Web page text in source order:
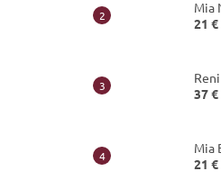
Mia
21 €
37 €
Mia
21 €